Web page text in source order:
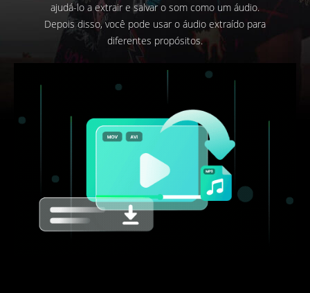
ajudá-lo a extrair e salvar o som como um áudio.
Depois disso, você pode usar o áudio extraído para
diferentes propósitos.